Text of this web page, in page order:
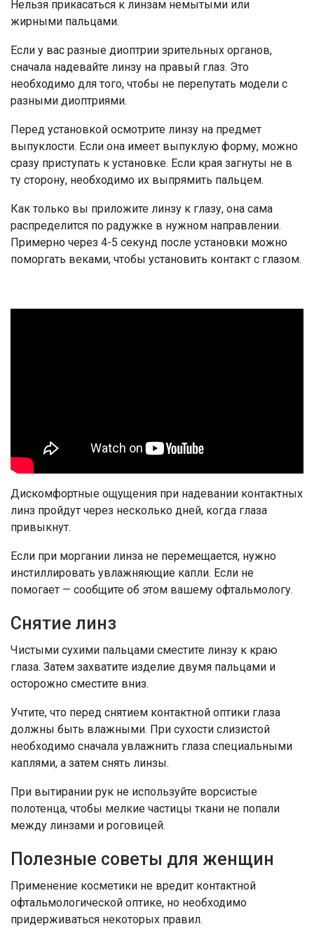
Нельзя прикасаться к линзам немытыми или
жирными пальцами.
Если у вас разные диоптрии зрительных органов,
сначала надевайте линзу на правый глаз. Это
необходимо для того, чтобы не перепутать модели с
разными диоптриями.
Перед установкой осмотрите линзу на предмет
выпуклости. Если она имеет выпуклую форму, можно
сразу приступать к установке. Если края загнуты не в
ту сторону, необходимо их выпрямить пальцем.
Как только вы приложите линзу к глазу, она сама
распределится по радужке в нужном направлении.
Примерно через 4-5 секунд после установки можно
поморгать веками, чтобы установить контакт с глазом.
Дискомфортные ощущения при надевании контактных
линз пройдут через несколько дней, когда глаза
привыкнут.
Если при моргании линза не перемещается, нужно
инстиллировать увлажняющие капли. Если не
помогает — сообщите об этом вашему офтальмологу.
Снятие линз
Чистыми сухими пальцами сместите линзу к краю
глаза. Затем захватите изделие двумя пальцами и
осторожно сместите вниз.
Учтите, что перед снятием контактной оптики глаза
должны быть влажными. При сухости слизистой
необходимо сначала увлажнить глаза специальными
каплями, а затем снять линзы.
При вытирании рук не используйте ворсистые
полотенца, чтобы мелкие частицы ткани не попали
между линзами и роговицей.
Полезные советы для женщин
Применение косметики не вредит контактной
офтальмологической оптике, но необходимо
придерживаться некоторых правил.